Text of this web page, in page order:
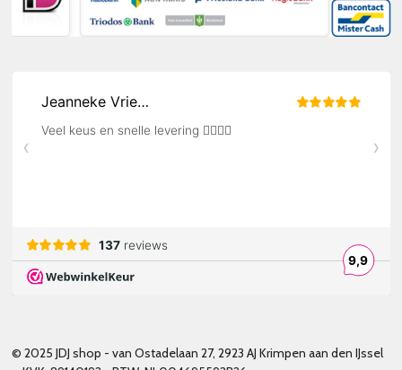
© 2025 JDJ shop - van Ostadelaan 27, 2923 AJ Krimpen aan den IJssel